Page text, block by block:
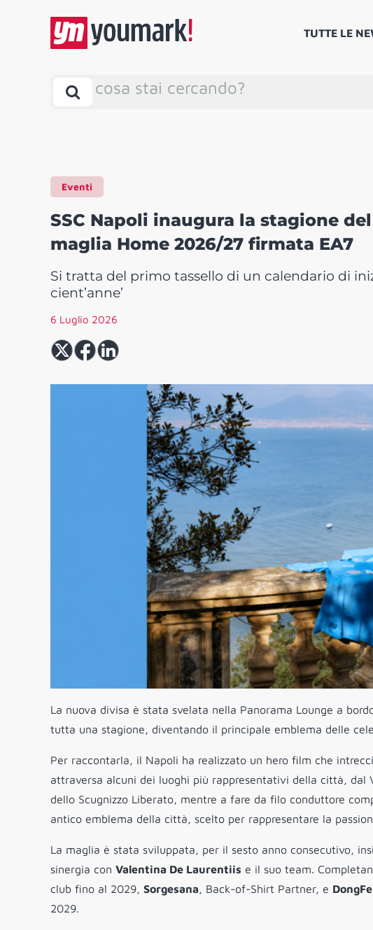
TUTTE LE
cosa stai cercando?
Eventi
SSC Napoli inaugura la stagione
maglia Home 2026/27 firmata EA7
Si tratta del primo tassello di un calendario di
cient’anne’
6 Luglio 2026
La nuova divisa è stata svelata nella Panorama Lounge a
tutta una stagione, diventando il principale emblema delle
Per raccontarla, il Napoli ha realizzato un hero film che
attraversa alcuni dei luoghi più rappresentativi della città, dal
dello Scugnizzo Liberato, mentre a fare da filo conduttore
antico emblema della città, scelto per rappresentare la
La maglia è stata sviluppata, per il sesto anno consecutivo,
sinergia con Valentina De Laurentiis e il suo team.
club fino al 2029, Sorgesana, Back-of-Shirt Partner, e
2029.